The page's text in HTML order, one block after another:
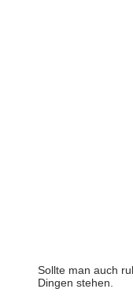
Sollte man auch
Dingen stehen.